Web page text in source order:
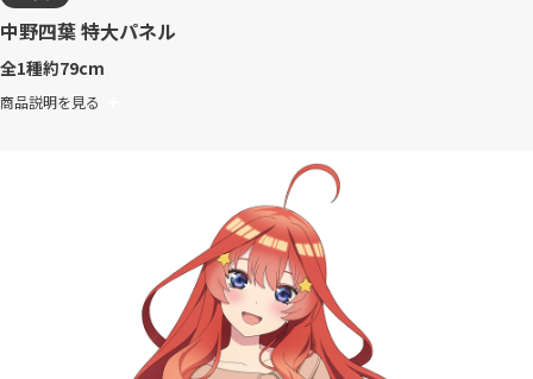
中野四葉 特大パネル
全1種約79cm
商品説明を見る